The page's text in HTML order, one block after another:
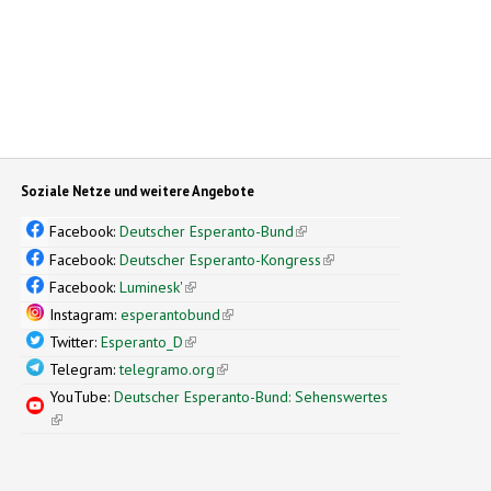
Soziale Netze und weitere Angebote
Facebook:Deutscher Esperanto-Bund(link is external)
Facebook:Deutscher Esperanto-Kongress(link is external)
Facebook:Luminesk'(link is external)
Instagram:esperantobund(link is external)
Twitter:Esperanto_D(link is external)
Telegram:telegramo.org(link is external)
YouTube:Deutscher Esperanto-Bund: Sehenswertes
(link is external)